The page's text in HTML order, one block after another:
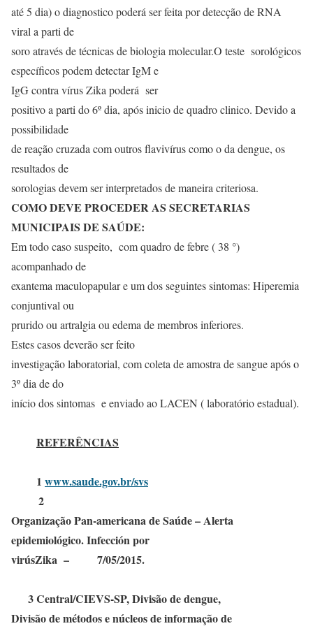
até 5 dia) o diagnostico poderá ser feita por detecção de RNA
viral a parti de
soro através de técnicas de biologia molecular.O teste sorológicos
específicos podem detectar IgM e
IgG contra vírus Zika poderá ser
positivo a parti do 6º dia, após inicio de quadro clinico. Devido a
possibilidade
de reação cruzada com outros flavivírus como o da dengue, os
resultados de
sorologias devem ser interpretados de maneira criteriosa.
COMO DEVE PROCEDER AS SECRETARIAS
MUNICIPAIS DE SAÚDE:
Em todo caso suspeito, com quadro de febre ( 38 °)
acompanhado de
exantema maculopapular e um dos seguintes sintomas: Hiperemia
conjuntival ou
prurido ou artralgia ou edema de membros inferiores.
Estes casos deverão ser feito
investigação laboratorial, com coleta de amostra de sangue após o
3º dia de do
início dos sintomas e enviado ao LACEN ( laboratório estadual).
REFERÊNCIAS
1 www.saude.gov.br/svs
2
Organização Pan-americana de Saúde – Alerta
epidemiológico. Infección por
virúsZika – 7/05/2015.
3 Central/CIEVS-SP, Divisão de dengue,
Divisão de métodos e núcleos de informação de